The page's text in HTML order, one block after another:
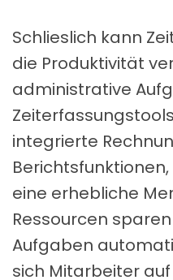
APPS
TIMEY-
Schlieslich kann
die Produktivität
administrative
integrierte
eine erhebliche
Ressourcen
Aufgaben
sich Mitarbeiter